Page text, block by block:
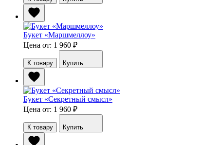
Букет «Маршмеллоу»
Цена от: 1 960 ₽
К товару Купить
Букет «Секретный смысл»
Цена от: 1 960 ₽
К товару Купить